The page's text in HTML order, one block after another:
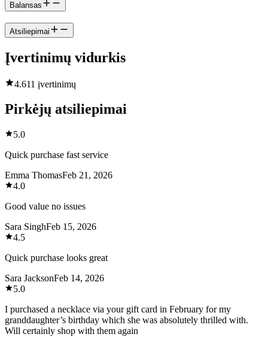
Balansas
Atsiliepimai
Įvertinimų vidurkis
4.611 įvertinimų
Pirkėjų atsiliepimai
5.0
Quick purchase fast service
Emma ThomasFeb 21, 2026
4.0
Good value no issues
Sara SinghFeb 15, 2026
4.5
Quick purchase looks great
Sara JacksonFeb 14, 2026
5.0
I purchased a necklace via your gift card in February for my
granddaughter’s birthday which she was absolutely thrilled with.
Will certainly shop with them again